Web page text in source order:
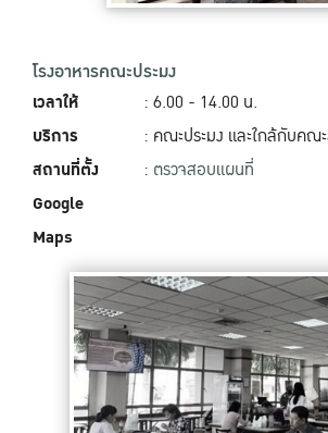
โรงอาหารคณะประมง
เวลาให้
บริการ
สถานที่ตั้ง
Google
Maps
: 6.00 - 14.00‬ น.
: คณะประมง และใกล้กับคณ
: ตรวจสอบแผนที่